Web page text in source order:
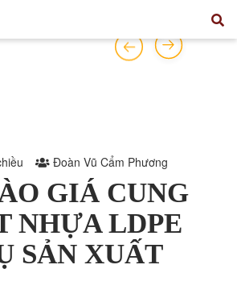
Đoàn Vũ Cẩm Phương
GIÁ CUNG
NHỰA LDPE
SẢN XUẤT